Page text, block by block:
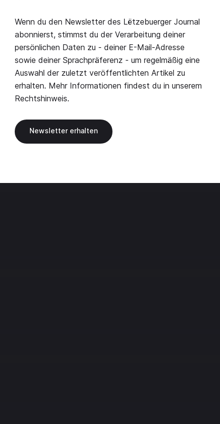
Wenn du den Newsletter des Lëtzebuerger Journal
abonnierst, stimmst du der Verarbeitung deiner
persönlichen Daten zu - deiner E-Mail-Adresse
sowie deiner Sprachpräferenz - um regelmäßig eine
Auswahl der zuletzt veröffentlichten Artikel zu
erhalten. Mehr Informationen findest du in unserem
Rechtshinweis.